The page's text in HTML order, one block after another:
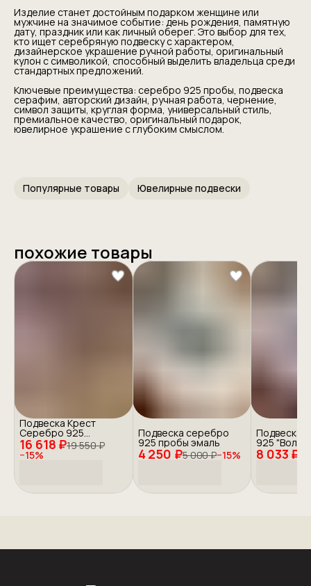
Изделие станет достойным подарком женщине или
мужчине на значимое событие: день рождения, памятную
дату, праздник или как личный оберег. Это выбор для тех,
кто ищет серебряную подвеску с характером,
дизайнерское украшение ручной работы, оригинальный
кулон с символикой, способный выделить владельца среди
стандартных предложений.
Ключевые преимущества: серебро 925 пробы, подвеска
серафим, авторский дизайн, ручная работа, чернение,
символ защиты, круглая форма, универсальный стиль,
премиальное качество, оригинальный подарок,
ювелирное украшение с глубоким смыслом.
Популярные товары Ювелирные подвески
похожие товары
16 618 ₽19 550 ₽
−15%
Подвеска Крест
Серебро 925
"Православие"
4 250 ₽5 000 ₽−15%
Подвеска серебро
925 пробы эмаль
8 033 ₽
Подвеска
925 "Волки"